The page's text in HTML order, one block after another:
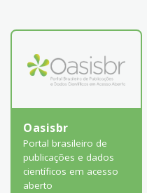
Oasisbr
Portal brasileiro de
publicações e dados
científicos em acesso
aberto